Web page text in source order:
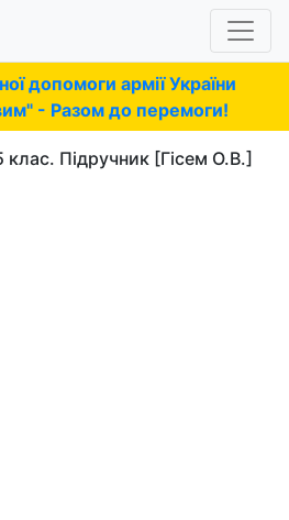
допомоги армії України
- Разом до перемоги!
клас. Підручник [Гісем О.В.]